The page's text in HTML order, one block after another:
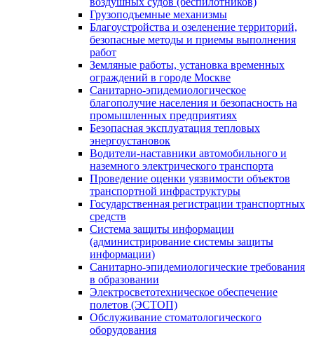
Грузоподъемные механизмы
Благоустройства и озеленение территорий,
безопасные методы и приемы выполнения
работ
Земляные работы, установка временных
ограждений в городе Москве
Санитарно-эпидемиологическое
благополучие населения и безопасность на
промышленных предприятиях
Безопасная эксплуатация тепловых
энергоустановок
Водители-наставники автомобильного и
наземного электрического транспорта
Проведение оценки уязвимости объектов
транспортной инфраструктуры
Государственная регистрации транспортных
средств
Система защиты информации
(администрирование системы защиты
информации)
Санитарно-эпидемиологические требования
в образовании
Электросветотехническое обеспечение
полетов (ЭСТОП)
Обслуживание стоматологического
оборудования